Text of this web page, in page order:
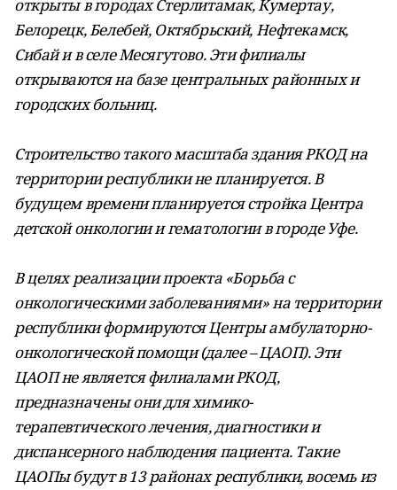
открыты в городах Стерлитамак, Кумертау,
Белорецк, Белебей, Октябрьский, Нефтекамск,
Сибай и в селе Месягутово. Эти филиалы
открываются на базе центральных районных и
городских больниц.
Строительство такого масштаба здания РКОД на
территории республики не планируется. В
будущем времени планируется стройка Центра
детской онкологии и гематологии в городе Уфе.
В целях реализации проекта «Борьба с
онкологическими заболеваниями» на территории
республики формируются Центры амбулаторно-
онкологической помощи (далее – ЦАОП). Эти
ЦАОП не является филиалами РКОД,
предназначены они для химико-
терапевтического лечения, диагностики и
диспансерного наблюдения пациента. Такие
ЦАОПы будут в 13 районах республики, восемь из